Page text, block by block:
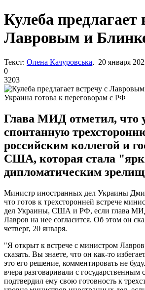
Кулеба предлагает
Лавровым и
Текст: Олена Качуровська, 20 января
0
3203
Украина готова к переговорам с РФ
Глава МИД отметил, что
спонтанную
российским коллегой и
США, которая стала
дипломатическим
Министр иностранных дел Украины
что готов к трехсторонней встрече
дел Украины, США и РФ, если глава
Лавров на нее согласится. Об этом он
четверг, 20 января.
"Я открыт к встрече с министром
сказать. Вы знаете, что он как-то
это его решение, комментировать не
вчера разговаривали с государственным
подтвердил ему свою готовность к